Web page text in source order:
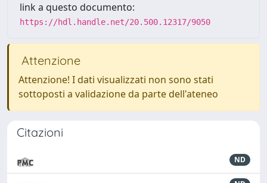
link a questo documento:
https://hdl.handle.net/20.500.12317/9050
Attenzione
Attenzione! I dati visualizzati non sono stati
sottoposti a validazione da parte dell'ateneo
Citazioni
ND